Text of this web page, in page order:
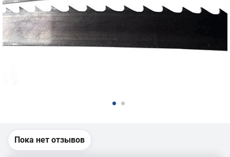
Пока нет отзывов